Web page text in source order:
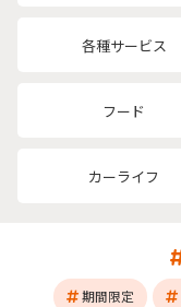
各種サービス
フード
カーライフ
期間限定